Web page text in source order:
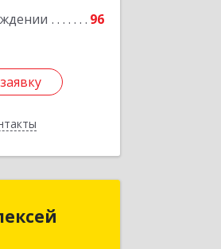
96
Подробнее
Алексей
Яковлевич